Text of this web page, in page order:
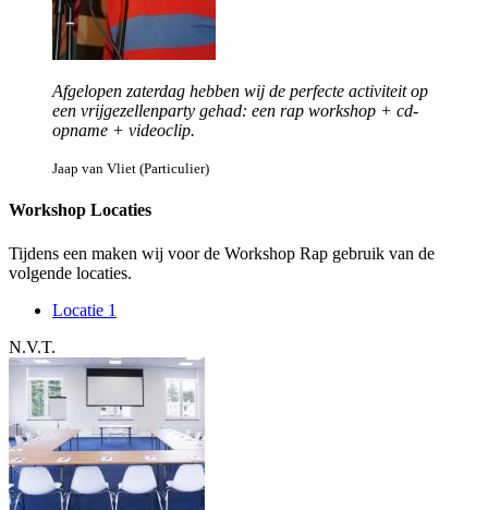
Afgelopen zaterdag hebben wij de perfecte activiteit op
een vrijgezellenparty gehad: een rap workshop + cd-
opname + videoclip.
Jaap van Vliet (Particulier)
Workshop Locaties
Tijdens een maken wij voor de Workshop Rap gebruik van de
volgende locaties.
Locatie 1
N.V.T.